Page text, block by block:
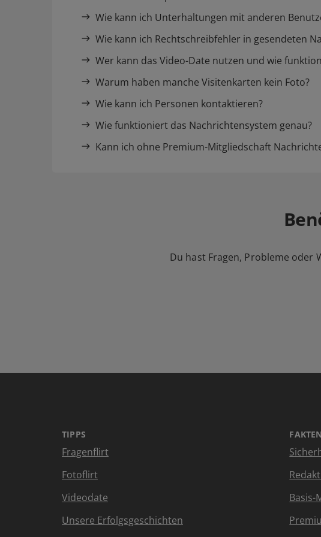
Wie kann ich Unterhaltungen mit anderen
Wie kann ich Rechtschreibfehler in gesendeten
Wer kann das Video-Date nutzen und wie
Warum haben manche Visitenkarten kein Foto?
Wie kann ich Personen kontaktieren?
Wie funktioniert das Nachrichtensystem genau?
Kann ich ohne Premium-Mitgliedschaft
Du hast Fragen, Probleme oder
TIPPS
Fragenflirt
Fotoflirt
Videodate
Unsere Erfolgsgeschichten
FAKTEN
Basis-